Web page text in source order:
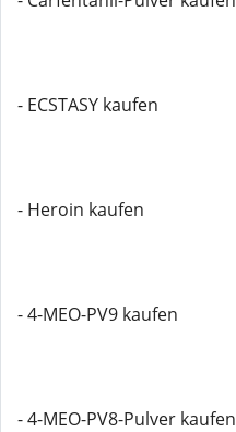
- ECSTASY kaufen
- Heroin kaufen
- 4-MEO-PV9 kaufen
- 4-MEO-PV8-Pulver kaufen